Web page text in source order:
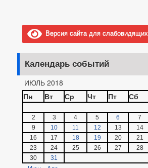
Версия сайта для слабовидящих
Календарь событий
ИЮЛЬ 2018
Пн
Вт Ср Чт Пт Сб
2
3 4 5 6 7
9
10 11 12 13 14
16
17 18 19 20 21
23
24 25 26 27 28
30
31